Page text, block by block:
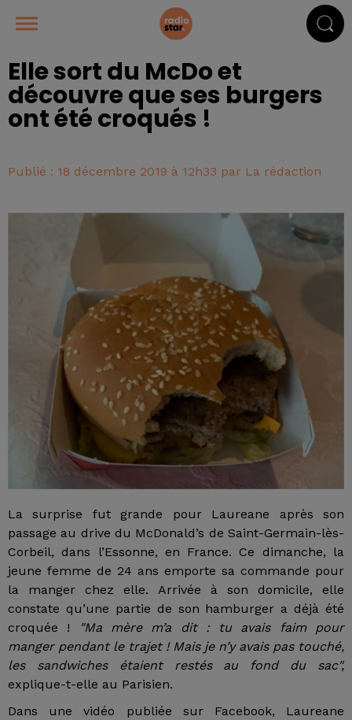
Elle sort du McDo et
découvre que ses burgers
ont été croqués !
Publié : 18 décembre 2019 à 12h33 par La rédaction
La surprise fut grande pour Laureane après son
passage au drive du McDonald’s de Saint-Germain-lès-
Corbeil, dans l’Essonne, en France. Ce dimanche, la
jeune femme de 24 ans emporte sa commande pour
la manger chez elle. Arrivée à son domicile, elle
constate qu’une partie de son hamburger a déjà été
croquée !
"Ma mère m’a dit : tu avais faim pour
manger pendant le trajet ! Mais je n’y avais pas touché,
les sandwiches étaient restés au fond du sac",
explique-t-elle au Parisien.
Dans une vidéo publiée sur Facebook, Laureane